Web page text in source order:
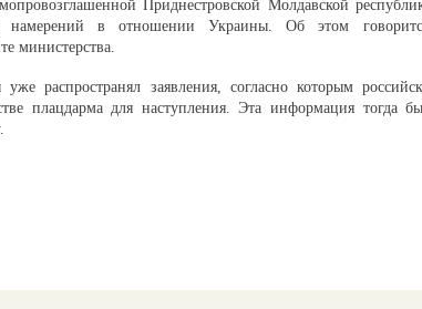
Приднестровской Молдавской
намерений в отношении Украины. Об этом
министерства.
распространял заявления, согласно которым
плацдарма для наступления. Эта информация тогда